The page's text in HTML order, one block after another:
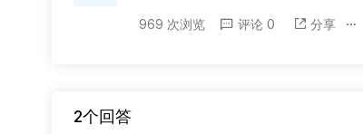
969 次浏览 评论 0 分享
2个回答